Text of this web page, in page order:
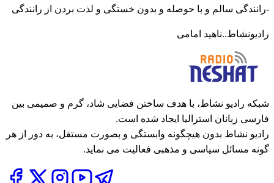
-رانندگی سالم و با حوصله و بدون خستگی و لذت بردن از رانندگی
رادیونشاط..ناهید امامی
شبکه رادیو نشاط، با هدف ساختن فضایی شاد، گرم و صمیمی بین
فارسی زبانان استرالیا ایجاد شده است.
رادیو نشاط بدون هیچگونه وابستگی و بصورت مستقل، به دور از هر
گونه مسائل سیاسی و مذهبی فعالیت می نماید.